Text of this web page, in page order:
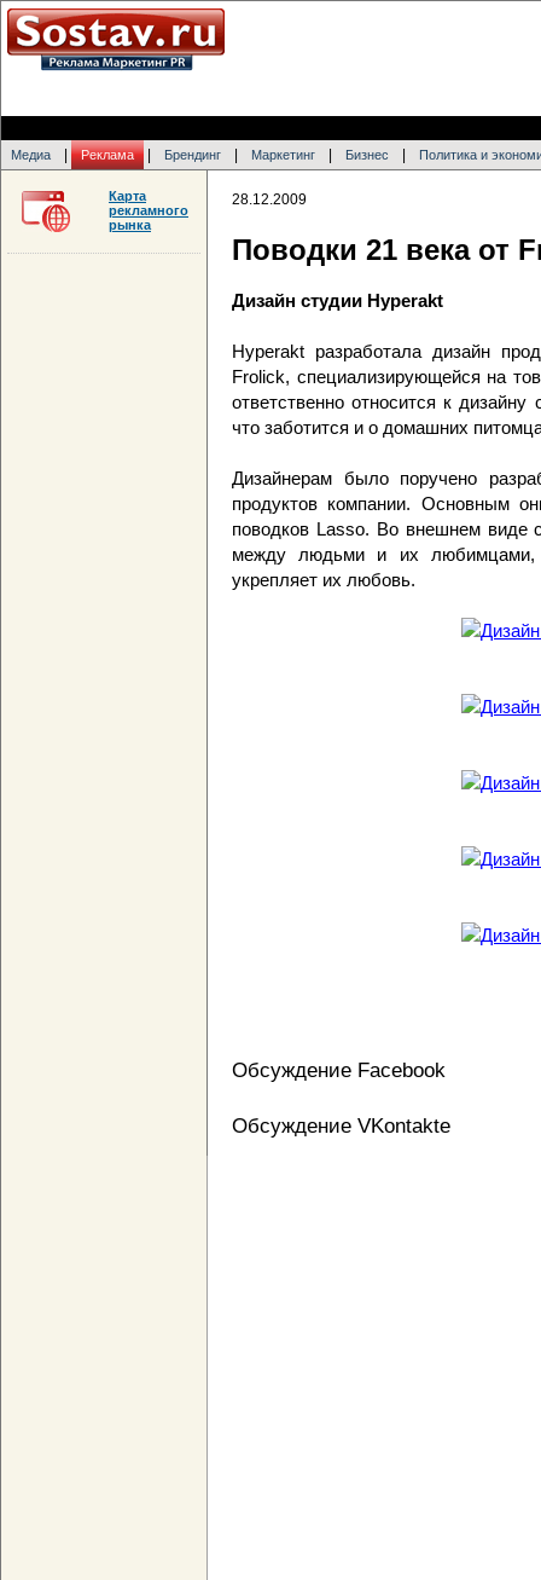
Медиа Реклама Брендинг Маркетинг Бизнес Политика и
28.12.2009
Поводки 21 века от
Дизайн студии Hyperakt
Hyperakt разработала дизайн
Frolick, специализирующейся на
ответственно относится к
что заботится и о домашних
Дизайнерам было поручено
продуктов компании. Основным
поводков Lasso. Во внешнем виде
между людьми и их любимцами,
укрепляет их любовь.
Обсуждение Facebook
Обсуждение VKontakte
Карта
рекламного
рынка